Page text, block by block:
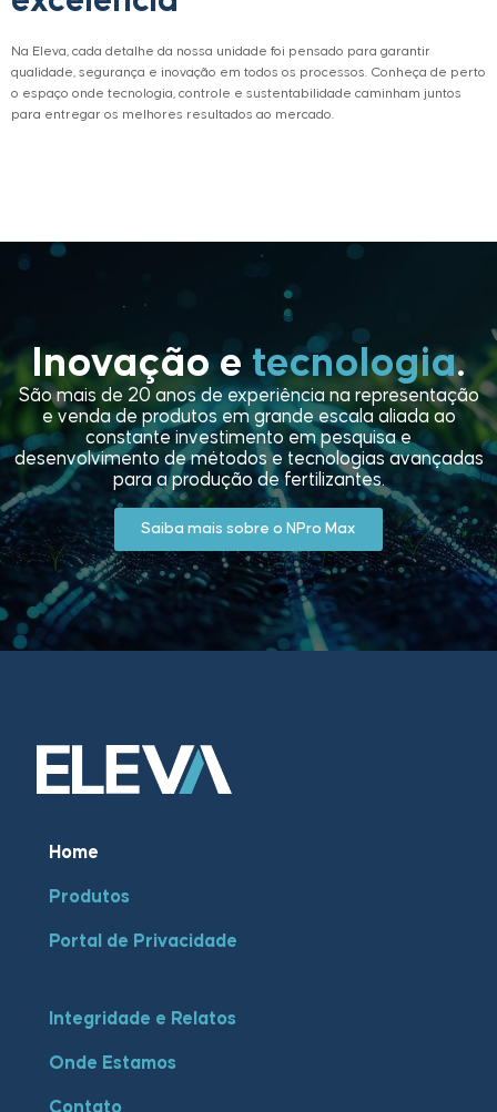
Na Eleva, cada detalhe da nossa unidade foi pensado para garantir
qualidade, segurança e inovação em todos os processos. Conheça de perto
o espaço onde tecnologia, controle e sustentabilidade caminham juntos
para entregar os melhores resultados ao mercado.
Inovação e tecnologia.
São mais de 20 anos de experiência na representação
e venda de produtos em grande escala aliada ao
constante investimento em pesquisa e
desenvolvimento de métodos e tecnologias avançadas
para a produção de fertilizantes.
Saiba mais sobre o NPro Max
Home
Produtos
Portal de Privacidade
Integridade e Relatos
Onde Estamos
Contato